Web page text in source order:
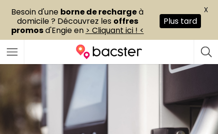
Besoin d'une borne de rechargeà
domicile ? Découvrez les offres
promosd'Engie en > Cliquant ici ! <
Plus tard
X